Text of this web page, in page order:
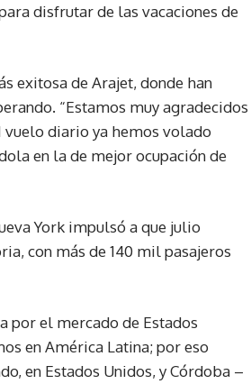
disfrutar de las vacaciones de
exitosa de Arajet, donde han
“Estamos muy agradecidos
vuelo diario ya hemos volado
en la de mejor ocupación de
York impulsó a que julio
con más de 140 mil pasajeros
por el mercado de Estados
en América Latina; por eso
en Estados Unidos, y Córdoba –